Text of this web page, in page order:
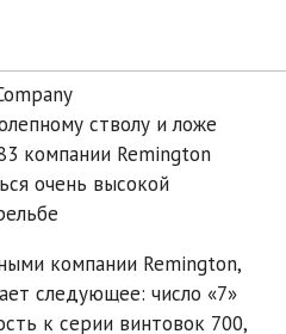
стволу и ложе
компании Remington
очень высокой
компании Remington,
следующее: число «7»
к серии винтовок 700,